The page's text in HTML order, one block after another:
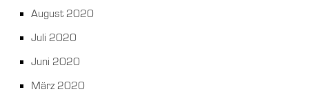
August 2020
Juli 2020
Juni 2020
März 2020